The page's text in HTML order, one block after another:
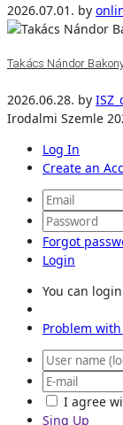
2026.07.01. by
Takács Nándor
2026.06.28. by
Irodalmi Szemle
Log In
Create an
Forgot
Login
You can
Problem
I agree
Sing Up